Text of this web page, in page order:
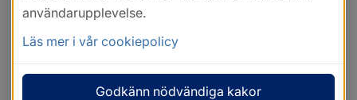
användarupplevelse.
Läs mer i vår cookiepolicy
Godkänn nödvändiga kakor